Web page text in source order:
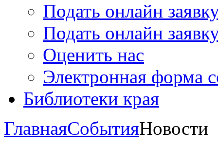
Подать онлайн
Подать онлайн
Оценить нас
Электронная форма
Библиотеки края
ГлавнаяСобытияНовости